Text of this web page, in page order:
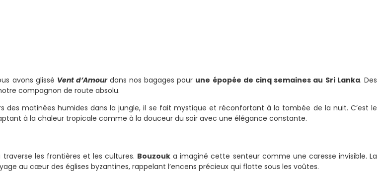
avons glissé Vent d’Amour dans nos bagages pour une épopée de cinq semaines au Sri Lanka. Des
compagnon de route absolu.
matinées humides dans la jungle, il se fait mystique et réconfortant à la tombée de la nuit. C’est le
à la chaleur tropicale comme à la douceur du soir avec une élégance constante.
les frontières et les cultures. Bouzouk a imaginé cette senteur comme une caresse invisible. La
au cœur des églises byzantines, rappelant l’encens précieux qui flotte sous les voûtes.